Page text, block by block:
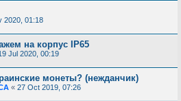
2020, 01:18
на корпус IP65
Jul 2020, 00:19
монеты? (нежданчик)
« 27 Oct 2019, 07:26